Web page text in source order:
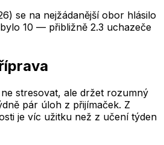
se na nejžádanější obor hlásilo
10 — přibližně 2.3 uchazeče
stresovat, ale držet rozumný
pár úloh z přijímaček. Z
je víc užitku než z učení týden